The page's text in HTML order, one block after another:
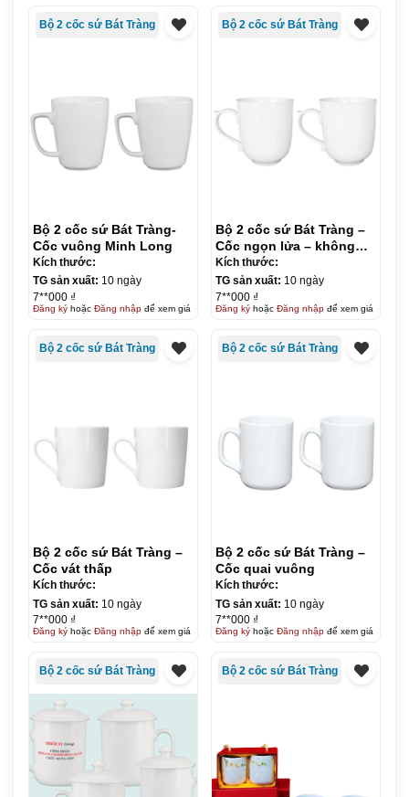
Bộ 2 cốc sứ Bát Tràng
Bộ 2 cốc sứ Bát Tràng-
Cốc vuông Minh Long
Kích thước:
TG sản xuất: 10 ngày
7**000 ₫
Đăng kýhoặc Đăng nhậpđể xem giá
Bộ 2 cốc sứ Bát Tràng
Bộ 2 cốc sứ Bát Tràng –
Cốc ngọn lửa – không
nắp
Kích thước:
TG sản xuất: 10 ngày
7**000 ₫
Đăng kýhoặc Đăng nhậpđể xem giá
Bộ 2 cốc sứ Bát Tràng
Bộ 2 cốc sứ Bát Tràng –
Cốc vát thấp
Kích thước:
TG sản xuất: 10 ngày
7**000 ₫
Đăng kýhoặc Đăng nhậpđể xem giá
Bộ 2 cốc sứ Bát Tràng
Bộ 2 cốc sứ Bát Tràng –
Cốc quai vuông
Kích thước:
TG sản xuất: 10 ngày
7**000 ₫
Đăng kýhoặc Đăng nhậpđể xem giá
Bộ 2 cốc sứ Bát Tràng Bộ 2 cốc sứ Bát Tràng